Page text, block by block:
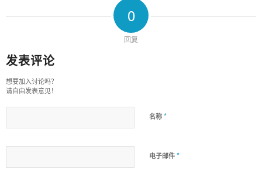
0
回复
发表评论
想要加入讨论吗？
请自由发表意见！
名称 *
电子邮件 *